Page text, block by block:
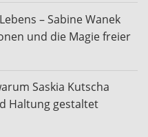
– Sabine Wanek
und die Magie freier
Saskia Kutscha
Haltung gestaltet